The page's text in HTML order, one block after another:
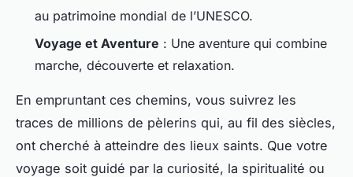
au patrimoine mondial de l’UNESCO.
Voyage et Aventure : Une aventure qui combine
marche, découverte et relaxation.
En empruntant ces chemins, vous suivrez les
traces de millions de pèlerins qui, au fil des siècles,
ont cherché à atteindre des lieux saints. Que votre
voyage soit guidé par la curiosité, la spiritualité ou